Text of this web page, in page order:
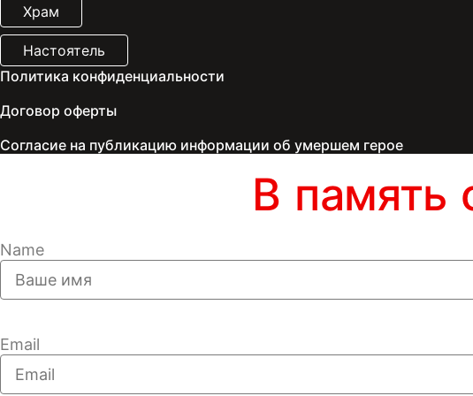
Храм
Настоятель
Политика конфиденциальности
Договор оферты
Согласие на публикацию информации об умершем герое
В память
Name
Email